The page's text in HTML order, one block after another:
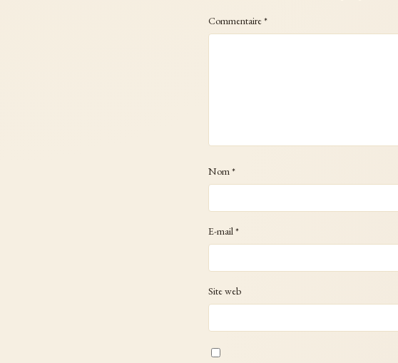
Commentaire*
Nom*
E-mail*
Site web